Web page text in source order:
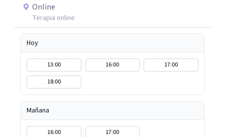
Online
Terapia online
Hoy
13:00 16:00
17:00
18:00
Mañana
16:00 17:00